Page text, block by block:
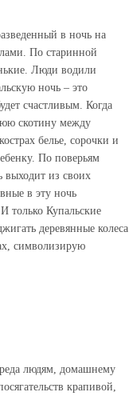
в ночь на
По старинной
Люди водили
ночь – это
счастливым. Когда
скотину между
белье, сорочки и
По поверьям
выходит из своих
в эту ночь
только Купальские
деревянные колеса
символизирую
людям, домашнему
крапивой,